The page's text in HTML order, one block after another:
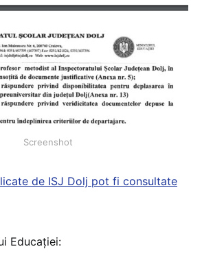
Screenshot
de ISJ Dolj pot fi consultate
Educației: